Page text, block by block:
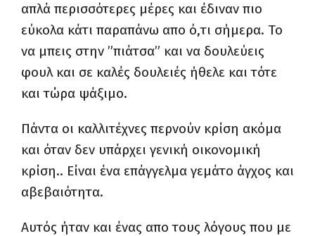
απλά περισσότερες μέρες και έδιναν πιο
εύκολα κάτι παραπάνω απο ό,τι σήμερα. Το
να μπεις στην ”πιάτσα” και να δουλεύεις
φουλ και σε καλές δουλειές ήθελε και τότε
και τώρα ψάξιμο.
Πάντα οι καλλιτέχνες περνούν κρίση ακόμα
και όταν δεν υπάρχει γενική οικονομική
κρίση.. Είναι ένα επάγγελμα γεμάτο άγχος και
αβεβαιότητα.
Αυτός ήταν και ένας απο τους λόγους που με